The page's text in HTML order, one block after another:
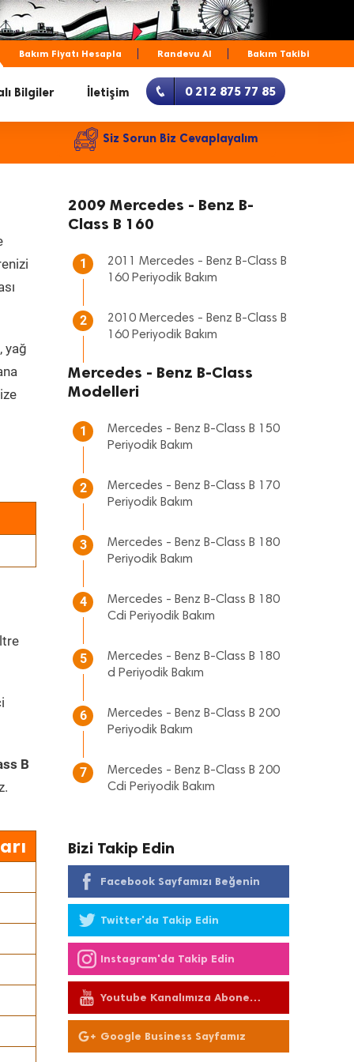
Bakım Fiyatı Hesapla Randevu Al Bakım Takibi
Bilgiler İletişim 0 212 875 77 85
Siz Sorun Biz Cevaplayalım
yağ
B
2009 Mercedes - Benz B-
Class B 160
1
2011 Mercedes - Benz B-Class B
160 Periyodik Bakım
2
2010 Mercedes - Benz B-Class B
160 Periyodik Bakım
Mercedes - Benz B-Class
Modelleri
1
Mercedes - Benz B-Class B 150
Periyodik Bakım
2
Mercedes - Benz B-Class B 170
Periyodik Bakım
3
Mercedes - Benz B-Class B 180
Periyodik Bakım
4
Mercedes - Benz B-Class B 180
Cdi Periyodik Bakım
5
Mercedes - Benz B-Class B 180
d Periyodik Bakım
6
Mercedes - Benz B-Class B 200
Periyodik Bakım
7
Mercedes - Benz B-Class B 200
Cdi Periyodik Bakım
Bizi Takip Edin
Facebook Sayfamızı Beğenin
Twitter'da Takip Edin
Instagram'da Takip Edin
Youtube Kanalımıza Abone
Olun
Google Business Sayfamız